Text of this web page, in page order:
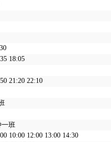
18:05
21:20 22:10
一班
10:00 12:00 13:00 14:30